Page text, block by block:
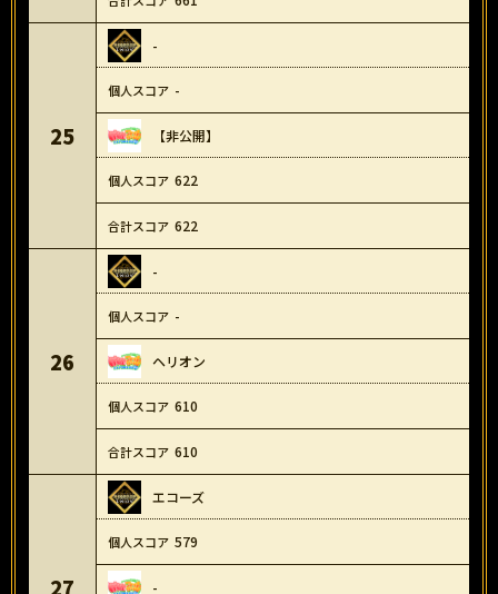
25
-
-
【非公開】
622
622
26
-
-
ヘリオン
610
610
27
エコーズ
579
-